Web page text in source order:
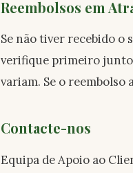
Reembolsos em
Se não tiver recebido o
verifique primeiro junto
variam. Se o
Contacte-nos
Equipa de Apoio ao